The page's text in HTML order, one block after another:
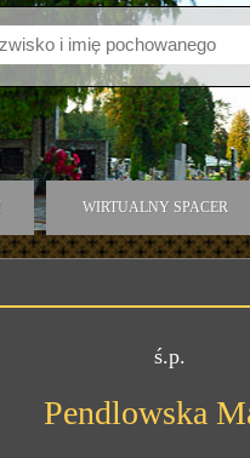
WIRTUALNY SPACER
ś.p.
Pendlowska